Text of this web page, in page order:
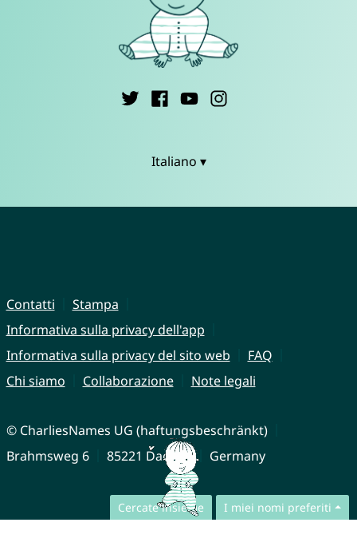
Cercate insieme I miei nomi preferiti
Italiano ▾
Contatti
Stampa
Informativa sulla privacy dell'app
Informativa sulla privacy del sito web
FAQ
Chi siamo
Collaborazione Note legali
© CharliesNames UG (haftungsbeschränkt)
Brahmsweg 6
85221 Dachau Germany